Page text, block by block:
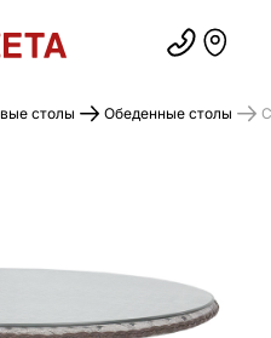
столы Обеденные столы